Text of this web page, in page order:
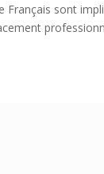
Français sont